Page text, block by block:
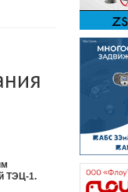
ТЭЦ-1.